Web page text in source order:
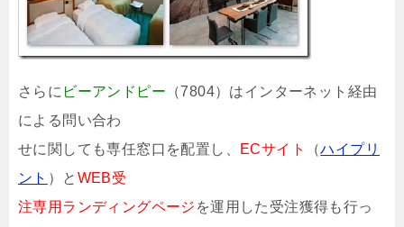
さらに ビーアンドピー （7804）はインターネット経由
による問い合わ
せに関しても専任窓口を配置し、
ECサイト （ハイプリ
ント ）と WEB受
注専用ランディングページ を運用した受注獲得も行っ